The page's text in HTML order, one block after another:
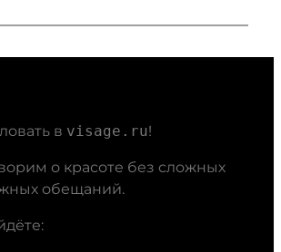
в visage.ru!
о красоте без сложных
обещаний.